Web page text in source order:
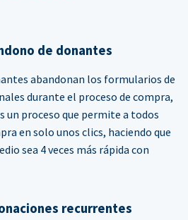
de donantes
abandonan los formularios de
durante el proceso de compra,
un proceso que permite a todos
en solo unos clics, haciendo que
sea 4 veces más rápida con
recurrentes